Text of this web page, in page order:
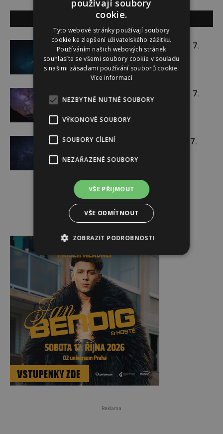
SOUVISEJÍCÍ ČLÁNKY
Týdenní horoskop 20. 7. – 26. 7.
Týdenní horoskop 13. 7. – 19. 7.
Týdenní horoskop 6. 7. – 12. 7.
Reklama
používají soubory
cookie.
Tyto webové stránky používají soubory
cookie ke zlepšení uživatelského zážitku.
Používáním našich webových stránek
souhlasíte se všemi soubory cookie v souladu
s našimi zásadami používání souborů cookie.
Více informací
NEZBYTNĚ NUTNÉ SOUBORY
VÝKONOVÉ SOUBORY
SOUBORY CÍLENÍ
NEZAŘAZENÉ SOUBORY
VŠE PŘIJMOUT
VŠE ODMÍTNOUT
ZOBRAZIT PODROBNOSTI